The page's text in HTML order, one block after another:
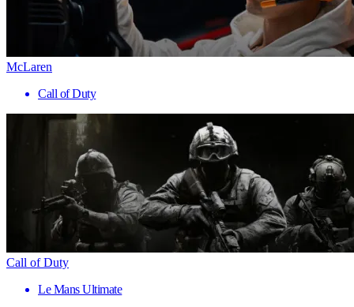
McLaren
Call of Duty
Call of Duty
Le Mans Ultimate